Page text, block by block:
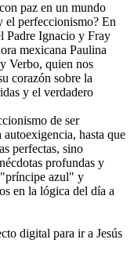
paz en un mundo
el perfeccionismo? En
Padre Ignacio y Fray
mexicana Paulina
Verbo, quien nos
corazón sobre la
y el verdadero
de ser
hasta que
perfectas, sino
profundas y
azul" y
en la lógica del día a
digital para ir a Jesús